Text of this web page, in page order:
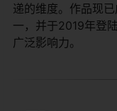
递的维度。作品现
一，并于2019年登
广泛影响力。